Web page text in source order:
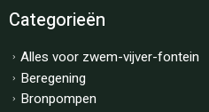
Categorieën
Alles voor zwem-vijver-fontein
Beregening
Bronpompen